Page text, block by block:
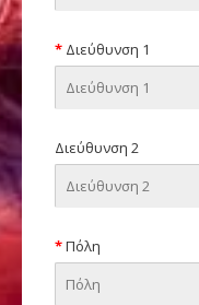
Διεύθυνση 1
Διεύθυνση 2
Πόλη